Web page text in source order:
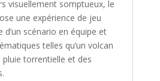
visuellement somptueux, le
une expérience de jeu
d’un scénario en équipe et
telles qu’un volcan
torrentielle et des